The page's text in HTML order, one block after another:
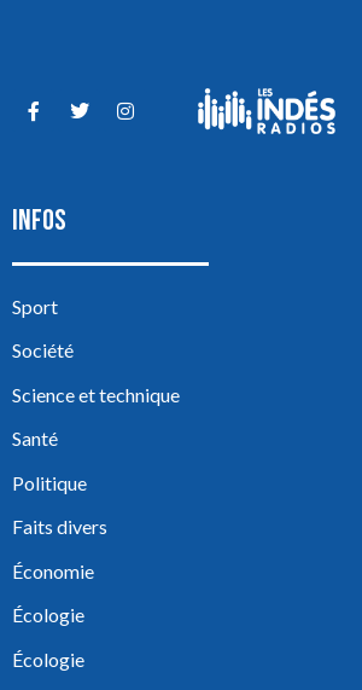
INFOS
Sport
Société
Science et technique
Santé
Politique
Faits divers
Économie
Écologie
Écologie